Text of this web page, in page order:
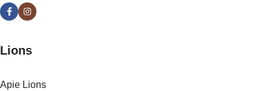
Lions
Apie Lions